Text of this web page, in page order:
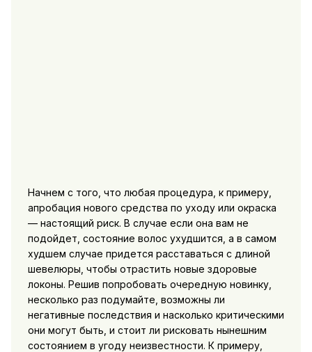
Начнем с того, что любая процедура, к примеру,
апробация нового средства по уходу или окраска
— настоящий риск. В случае если она вам не
подойдет, состояние волос ухудшится, а в самом
худшем случае придется расставаться с длиной
шевелюры, чтобы отрастить новые здоровые
локоны. Решив попробовать очередную новинку,
несколько раз подумайте, возможны ли
негативные последствия и насколько критическими
они могут быть, и стоит ли рисковать нынешним
состоянием в угоду неизвестности. К примеру,